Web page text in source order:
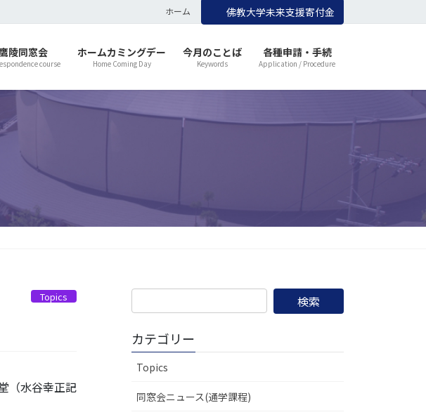
ホーム 佛教大学未来支援寄付金
陵同窓会
course
ホームカミングデー
Home Coming Day
今月のことば
Keywords
各種申請・手続
Application / Procedure
Topics
（水谷幸正記
カテゴリー
Topics
同窓会ニュース(通学課程)